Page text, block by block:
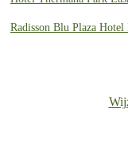
Radisson Blu Plaza